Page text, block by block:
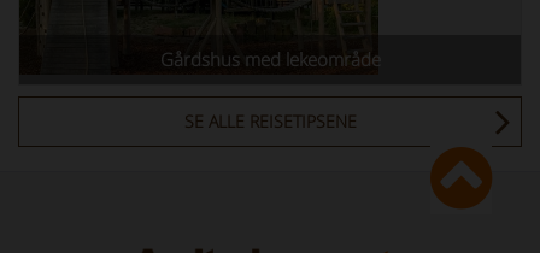
Gårdshus med lekeområde
SE ALLE REISETIPSENE